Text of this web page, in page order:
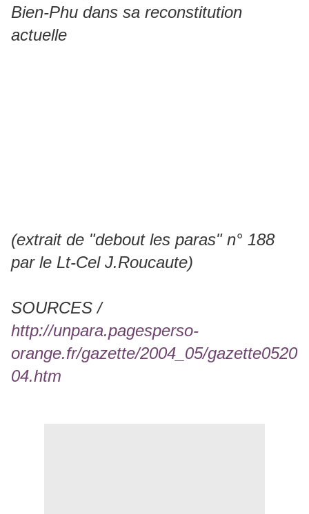
Bien-Phu dans sa reconstitution
actuelle
(extrait de "debout les paras" n° 188
par le Lt-Cel J.Roucaute)
SOURCES /
http://unpara.pagesperso-
orange.fr/gazette/2004_05/gazette0520
04.htm